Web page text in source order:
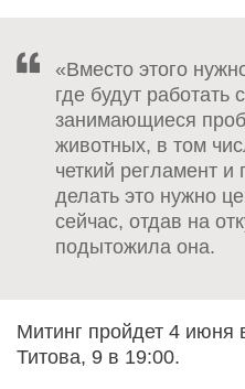
«Вместо этого
где будут работать
занимающиеся
животных, в том
четкий регламент
делать это нужно
сейчас, отдав на
подытожила она.
Митинг пройдет 4 июня
Титова, 9 в 19:00.